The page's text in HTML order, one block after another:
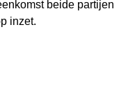
beide partijen
inzet.